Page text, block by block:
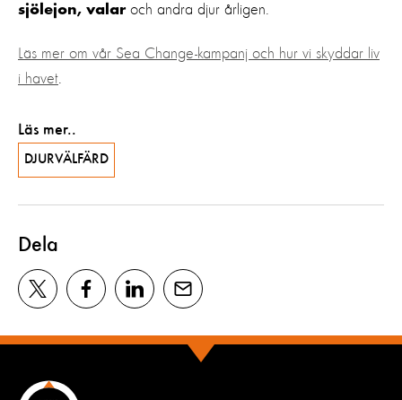
sjölejon, valaroch andra djur årligen.
Läs mer om vår Sea Change-kampanj och hur vi skyddar liv
i havet
Läs mer..
DJURVÄLFÄRD
Dela